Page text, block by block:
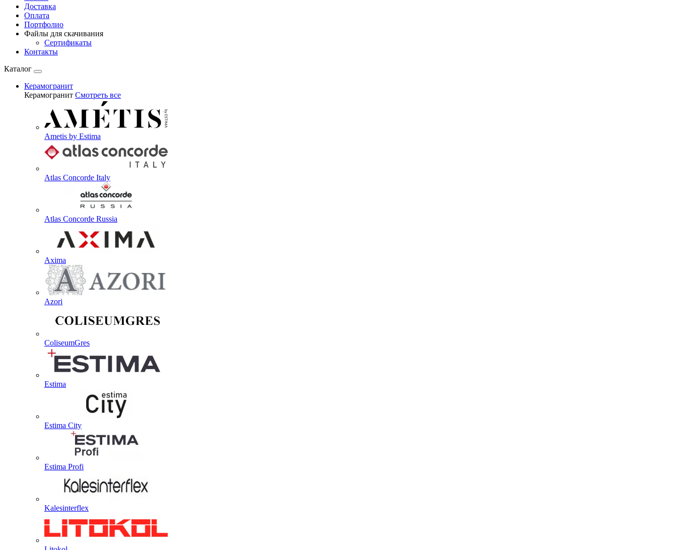
Доставка
Оплата
Портфолио
Файлы для скачивания
Сертификаты
Контакты
Каталог
Керамогранит
Керамогранит Смотреть все
Ametis by Estima
Atlas Concorde Italy
Atlas Concorde Russia
Axima
Azori
ColiseumGres
Estima
Estima City
Estima Profi
Kalesinterflex